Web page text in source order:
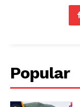
Popular